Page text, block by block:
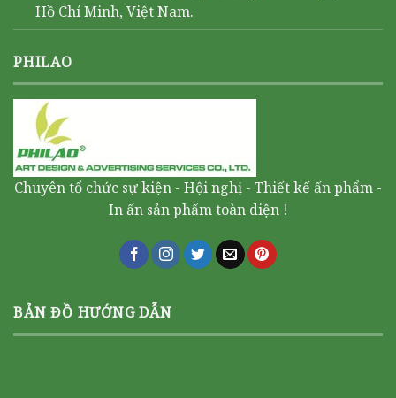
Hồ Chí Minh, Việt Nam.
PHILAO
Chuyên tổ chức sự kiện - Hội nghị - Thiết kế ấn phẩm -
In ấn sản phẩm toàn diện !
BẢN ĐỒ HƯỚNG DẪN